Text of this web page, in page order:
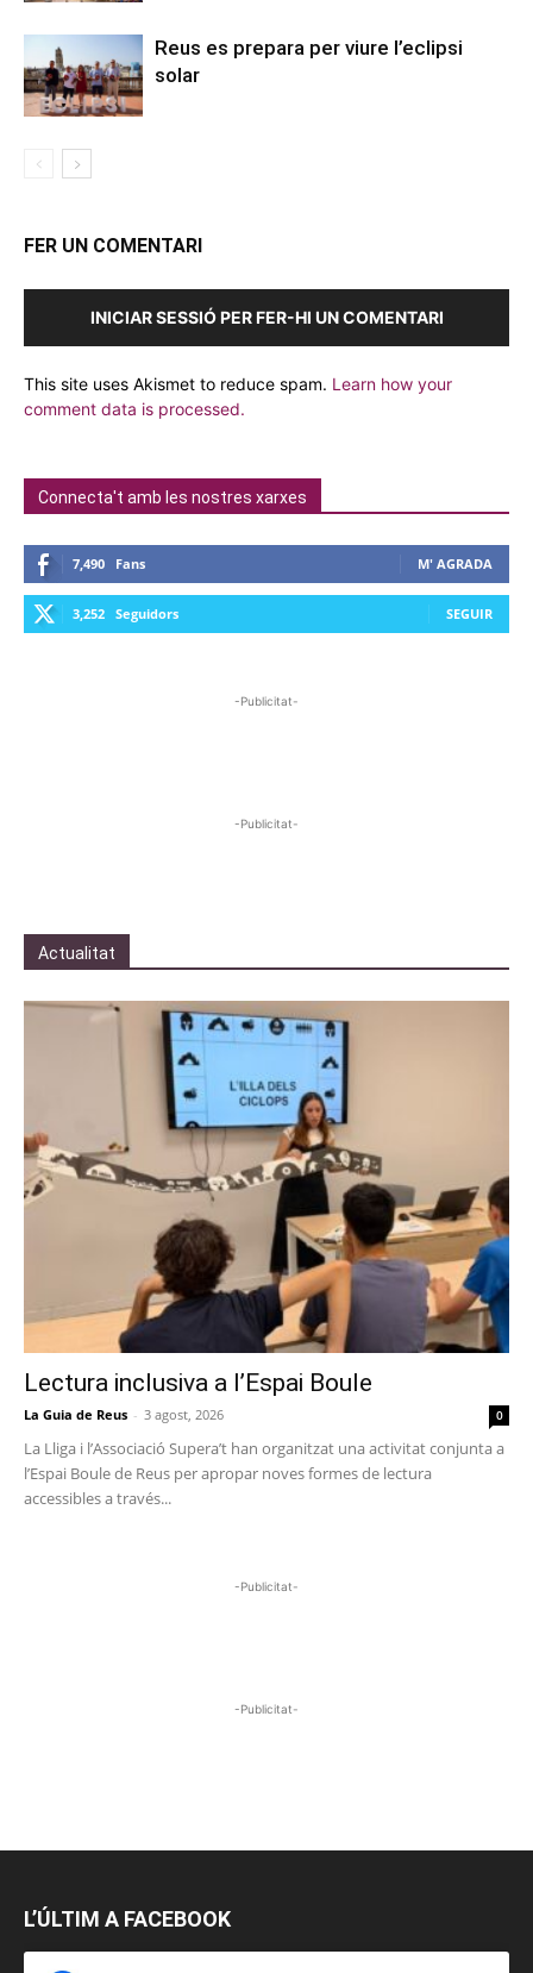
Reus es prepara per viure l’eclipsi
solar
FER UN COMENTARI
INICIAR SESSIÓ PER FER-HI UN COMENTARI
This site uses Akismet to reduce spam. Learn how your
comment data is processed.
Connecta't amb les nostres xarxes
7,490 Fans M' AGRADA
3,252 Seguidors SEGUIR
-Publicitat-
-Publicitat-
Actualitat
Lectura inclusiva a l’Espai Boule
La Guia de Reus - 3 agost, 2026 0
La Lliga i l’Associació Supera’t han organitzat una activitat conjunta a
l’Espai Boule de Reus per apropar noves formes de lectura
accessibles a través...
-Publicitat-
-Publicitat-
L’ÚLTIM A FACEBOOK